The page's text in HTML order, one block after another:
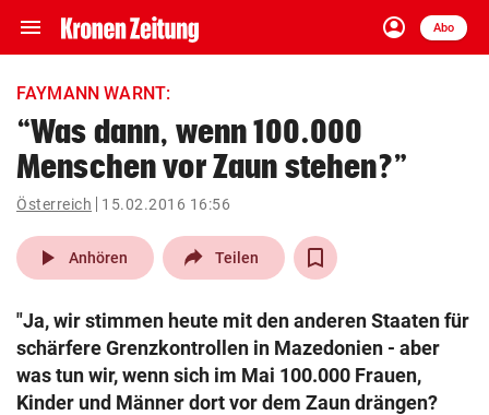
menu Navigation
ein-/ausklappen
account_circle
Anmelden
Abo
close Schließen
account_circle Anmelden
arrow_right
pin_drop
Wien arrow_right
search
Suchbegriff
eingeben
FAYMANN WARNT:
“Was dann, wenn 100.000
Menschen vor Zaun stehen?”
Österreich 15.02.2016 16:56
play_arrow Anhören Teilen
"Ja, wir stimmen heute mit den anderen Staaten für
schärfere Grenzkontrollen in Mazedonien - aber
was tun wir, wenn sich im Mai 100.000 Frauen,
Kinder und Männer dort vor dem Zaun drängen?